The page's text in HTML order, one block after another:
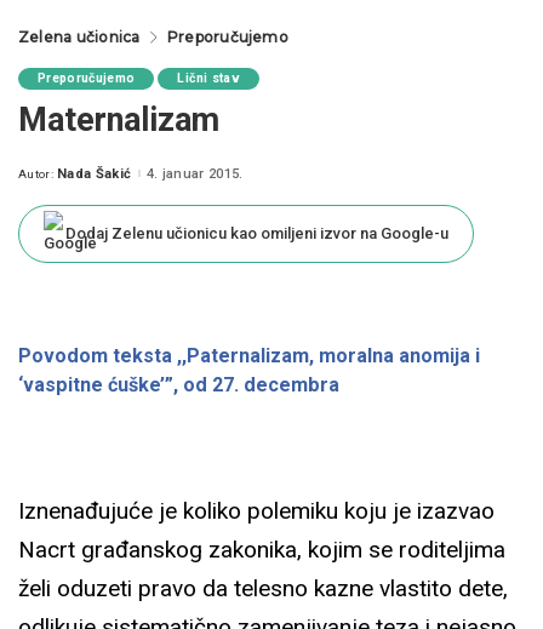
Zelena učionica Preporučujemo
Preporučujemo Lični stav
Maternalizam
Posted
Autor: Nada Šakić 4. januar 2015.
Dodaj Zelenu učionicu kao omiljeni izvor na Google-u
Povodom teksta ,,Paternalizam, moralna anomija i
‘vaspitne ćuške’”, od 27. decembra
Iznenađujuće je koliko polemiku koju je izazvao
Nacrt građanskog zakonika, kojim se roditeljima
želi oduzeti pravo da telesno kazne vlastito dete,